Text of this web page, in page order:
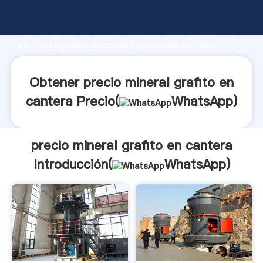
Agarrando fuerte capacidad de producción, fuerza
Shanghai precio mineral grafito en cantera proveedor
Obtener precio mineral grafito en
cantera Precio(
WhatsApp)
precio mineral grafito en cantera
Introducción(
WhatsApp)